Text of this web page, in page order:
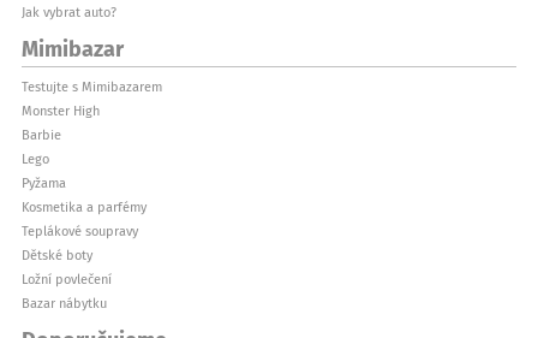
Jak vybrat auto?
Mimibazar
Testujte s Mimibazarem
Monster High
Barbie
Lego
Pyžama
Kosmetika a parfémy
Teplákové soupravy
Dětské boty
Ložní povlečení
Bazar nábytku